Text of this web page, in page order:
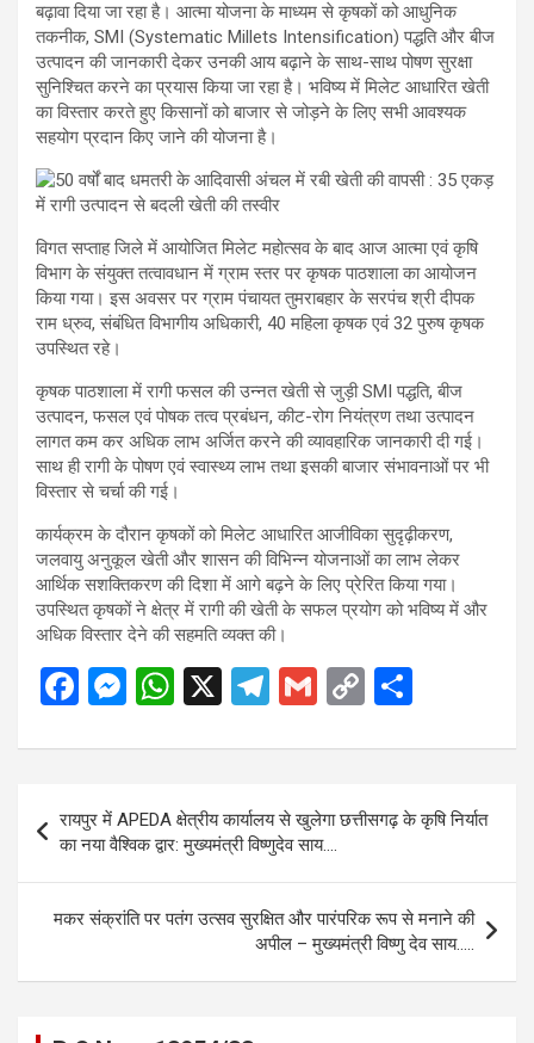
बढ़ावा दिया जा रहा है। आत्मा योजना के माध्यम से कृषकों को आधुनिक
तकनीक, SMI (Systematic Millets Intensification) पद्धति और बीज
उत्पादन की जानकारी देकर उनकी आय बढ़ाने के साथ-साथ पोषण सुरक्षा
सुनिश्चित करने का प्रयास किया जा रहा है। भविष्य में मिलेट आधारित खेती
का विस्तार करते हुए किसानों को बाजार से जोड़ने के लिए सभी आवश्यक
सहयोग प्रदान किए जाने की योजना है।
विगत सप्ताह जिले में आयोजित मिलेट महोत्सव के बाद आज आत्मा एवं कृषि
विभाग के संयुक्त तत्वावधान में ग्राम स्तर पर कृषक पाठशाला का आयोजन
किया गया। इस अवसर पर ग्राम पंचायत तुमराबहार के सरपंच श्री दीपक
राम ध्रुव, संबंधित विभागीय अधिकारी, 40 महिला कृषक एवं 32 पुरुष कृषक
उपस्थित रहे।
कृषक पाठशाला में रागी फसल की उन्नत खेती से जुड़ी SMI पद्धति, बीज
उत्पादन, फसल एवं पोषक तत्व प्रबंधन, कीट-रोग नियंत्रण तथा उत्पादन
लागत कम कर अधिक लाभ अर्जित करने की व्यावहारिक जानकारी दी गई।
साथ ही रागी के पोषण एवं स्वास्थ्य लाभ तथा इसकी बाजार संभावनाओं पर भी
विस्तार से चर्चा की गई।
कार्यक्रम के दौरान कृषकों को मिलेट आधारित आजीविका सुदृढ़ीकरण,
जलवायु अनुकूल खेती और शासन की विभिन्न योजनाओं का लाभ लेकर
आर्थिक सशक्तिकरण की दिशा में आगे बढ़ने के लिए प्रेरित किया गया।
उपस्थित कृषकों ने क्षेत्र में रागी की खेती के सफल प्रयोग को भविष्य में और
अधिक विस्तार देने की सहमति व्यक्त की।
F
ce
o
o
k
M
se
n
g
er
W
at
s
A
p
p
X
T
e
gr
a
m
G
ail
C
py
Li
n
k
ar
navigation
रायपुर में APEDA क्षेत्रीय कार्यालय से खुलेगा छत्तीसगढ़ के कृषि निर्यात
का नया वैश्विक द्वार: मुख्यमंत्री विष्णुदेव साय….
मकर संक्रांति पर पतंग उत्सव सुरक्षित और पारंपरिक रूप से मनाने की
अपील – मुख्यमंत्री विष्णु देव साय…..